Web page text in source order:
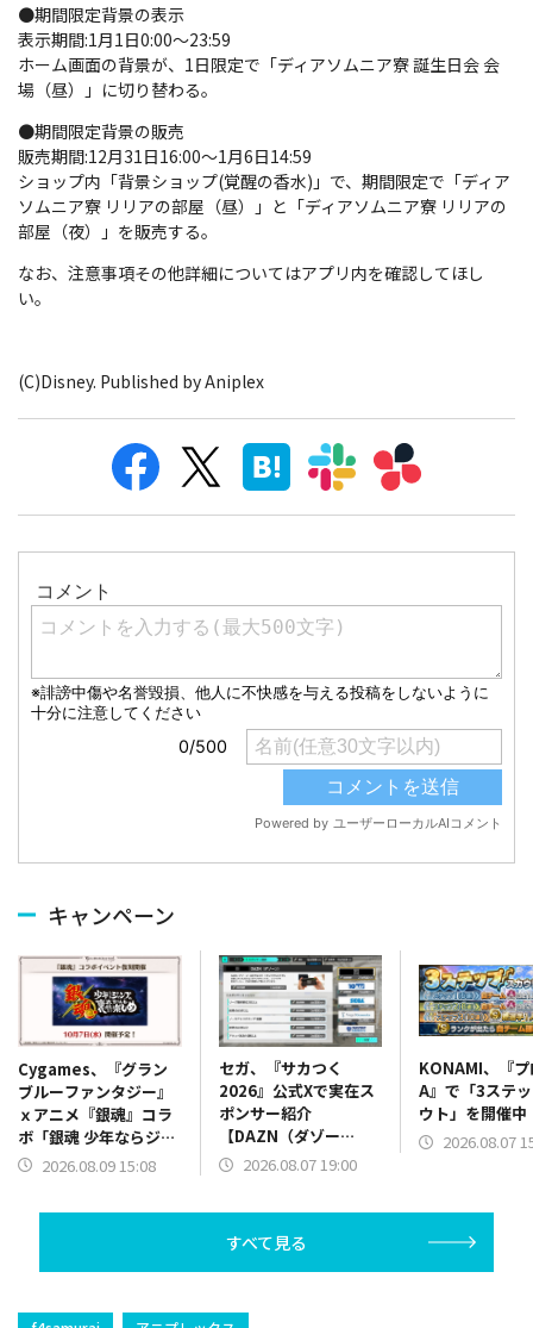
●期間限定背景の表示
表示期間:1月1日0:00～23:59
ホーム画面の背景が、1日限定で「ディアソムニア寮 誕生日会 会
場（昼）」に切り替わる。
●期間限定背景の販売
販売期間:12月31日16:00～1月6日14:59
ショップ内「背景ショップ(覚醒の香水)」で、期間限定で「ディア
ソムニア寮 リリアの部屋（昼）」と「ディアソムニア寮 リリアの
部屋（夜）」を販売する。
なお、注意事項その他詳細についてはアプリ内を確認してほし
い。
(C)Disney. Published by Aniplex
キャンペーン
Cygames、『グラン
ブルーファンタジー』
ｘアニメ『銀魂』コラ
ボ「銀魂 少年ならジャ
ンプの裏表紙までちゃ
2026.08.09 15:08
セガ、『サカつく
2026』公式Xで実在ス
ポンサー紹介
【DAZN（ダゾー
ン）】篇をポスト
2026.08.07 19:00
KONAMI、『
A』で「3ステ
ウト」を開催中
2026.08.07
すべて見る